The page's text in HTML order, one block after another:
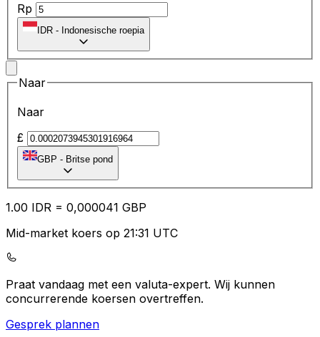
Rp
IDR - Indonesische roepia
Naar
Naar
£
GBP - Britse pond
1.00 IDR = 0,000041 GBP
Mid-market koers op 21:31 UTC
Praat vandaag met een valuta-expert. Wij kunnen
concurrerende koersen overtreffen.
Gesprek plannen